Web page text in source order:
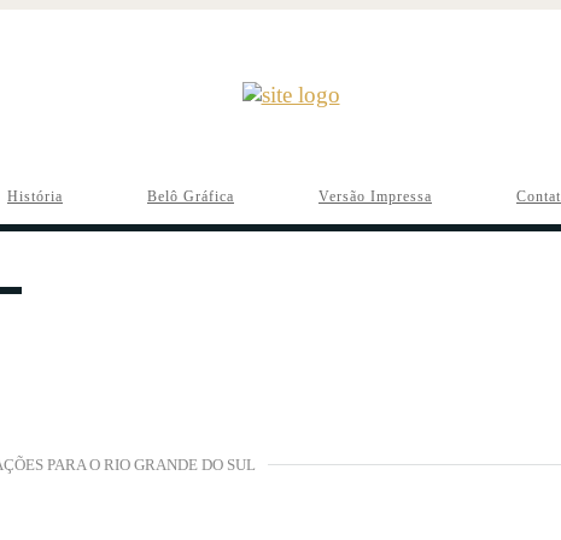
História Belô Gráfica Versão Impressa
PARA O RIO GRANDE DO SUL